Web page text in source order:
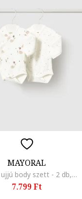
MAYORAL
Hosszú ujjú body szett - 2 db, Törtfehér
7.799 Ft